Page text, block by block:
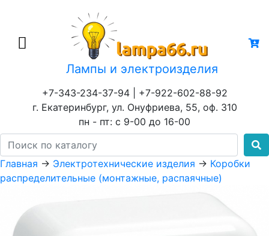
Лампы и электроизделия
+7-343-234-37-94 | +7-922-602-88-92
г. Екатеринбург, ул. Онуфриева, 55, оф. 310
пн - пт: с 9-00 до 16-00
Главная → Электротехнические изделия → Коробки
распределительные (монтажные, распаячные)